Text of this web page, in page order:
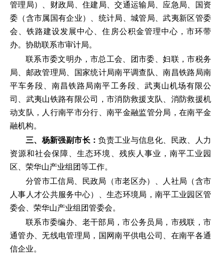
管理局）、财政局、住建局、交通运输局、应急局、国资
委（含市属国有企业）、统计局、城管局、武夷新区管委
会、铁路建设发展中心、住房公积金管理中心，市环带
办。协助联系市审计局。
联系市委文明办，市总工会、团市委、妇联，市税务
局、邮政管理局、国家统计局南平调查队、南昌铁路局南
平车务段、南昌铁路局南平工务段、武夷山机场有限公
司、武夷山铁路有限公司，市消防救援支队、消防救援机
动支队，人行南平市分行、南平金融监管分局，在南平金
融机构。
三、杨新强副市长：负责工业与信息化、民政、人力
资源和社会保障、生态环境、残疾人事业，南平工业园
区、荣华山产业组团等工作。
分管市工信局、民政局（市老区办）、人社局（含市
人事人才公共服务中心）、生态环境局，南平工业园区管
委会、荣华山产业组团管委会。
联系市委编办、老干部局，市公务员局，市残联，市
通管办、无线电管理局，国网南平供电公司、在南平各通
信企业。